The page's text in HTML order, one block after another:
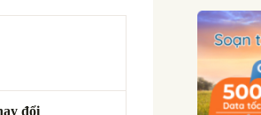
đổi